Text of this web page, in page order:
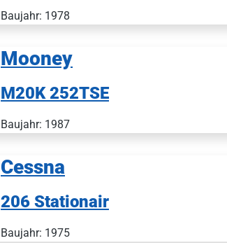
Baujahr: 1978
Mooney
M20K 252TSE
Baujahr: 1987
Cessna
206 Stationair
Baujahr: 1975